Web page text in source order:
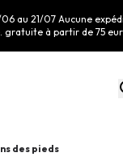
au 21/07 Aucune
gratuite à partir de 75
des pieds